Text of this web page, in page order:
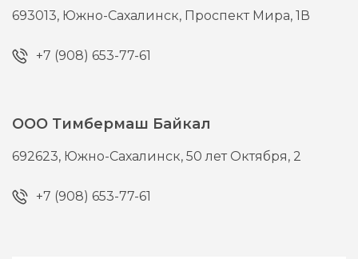
693013, Южно-Сахалинск, Проспект Мира, 1В
+7 (908) 653-77-61
ООО Тимбермаш Байкал
692623, Южно-Сахалинск,50 лет Октября, 2
+7 (908) 653-77-61